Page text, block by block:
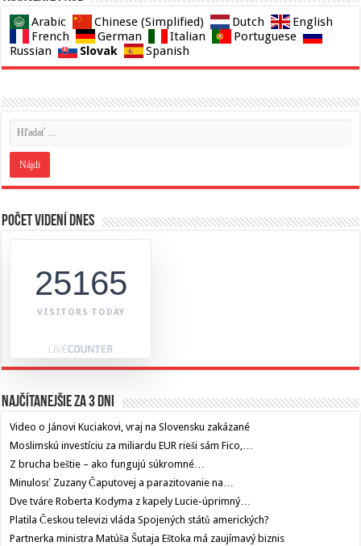
Arabic Chinese (Simplified) Dutch
English
French
German Italian
Portuguese
Russian
Slovak Spanish
Počet videní dnes
25165
VISITORS TODAY
Najčítanejšie za 3 dni
Video o Jánovi Kuciakovi, vraj na Slovensku zakázané
Moslimskú investíciu za miliardu EUR rieši sám Fico,…
Z brucha beštie – ako fungujú súkromné…
Minulosť Zuzany Čaputovej a parazitovanie na…
Dve tváre Roberta Kodyma z kapely Lucie-úprimný…
Platila Českou televizi vláda Spojených států amerických?
Partnerka ministra Matúša Šutaja Eštoka má zaujímavý biznis